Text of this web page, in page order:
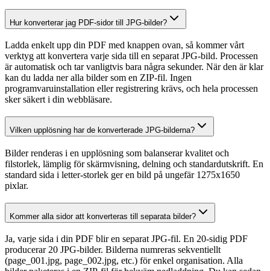
Hur konverterar jag PDF-sidor till JPG-bilder?
Ladda enkelt upp din PDF med knappen ovan, så kommer vårt
verktyg att konvertera varje sida till en separat JPG-bild. Processen
är automatisk och tar vanligtvis bara några sekunder. När den är klar
kan du ladda ner alla bilder som en ZIP-fil. Ingen
programvaruinstallation eller registrering krävs, och hela processen
sker säkert i din webbläsare.
Vilken upplösning har de konverterade JPG-bilderna?
Bilder renderas i en upplösning som balanserar kvalitet och
filstorlek, lämplig för skärmvisning, delning och standardutskrift. En
standard sida i letter-storlek ger en bild på ungefär 1275x1650
pixlar.
Kommer alla sidor att konverteras till separata bilder?
Ja, varje sida i din PDF blir en separat JPG-fil. En 20-sidig PDF
producerar 20 JPG-bilder. Bilderna numreras sekventiellt
(page_001.jpg, page_002.jpg, etc.) för enkel organisation. Alla